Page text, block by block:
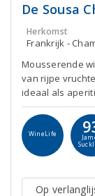
De Sousa
Herkomst
Frankrijk -
Mousserende
van rijpe
ideaal als
WineLife
Op